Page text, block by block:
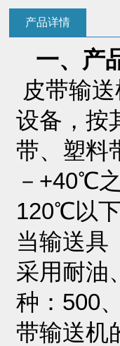
产品详情
一、产
皮带输
设备，按
带、塑料
－+40℃
120℃以
当输送具
采用耐油
种：500
带输送机